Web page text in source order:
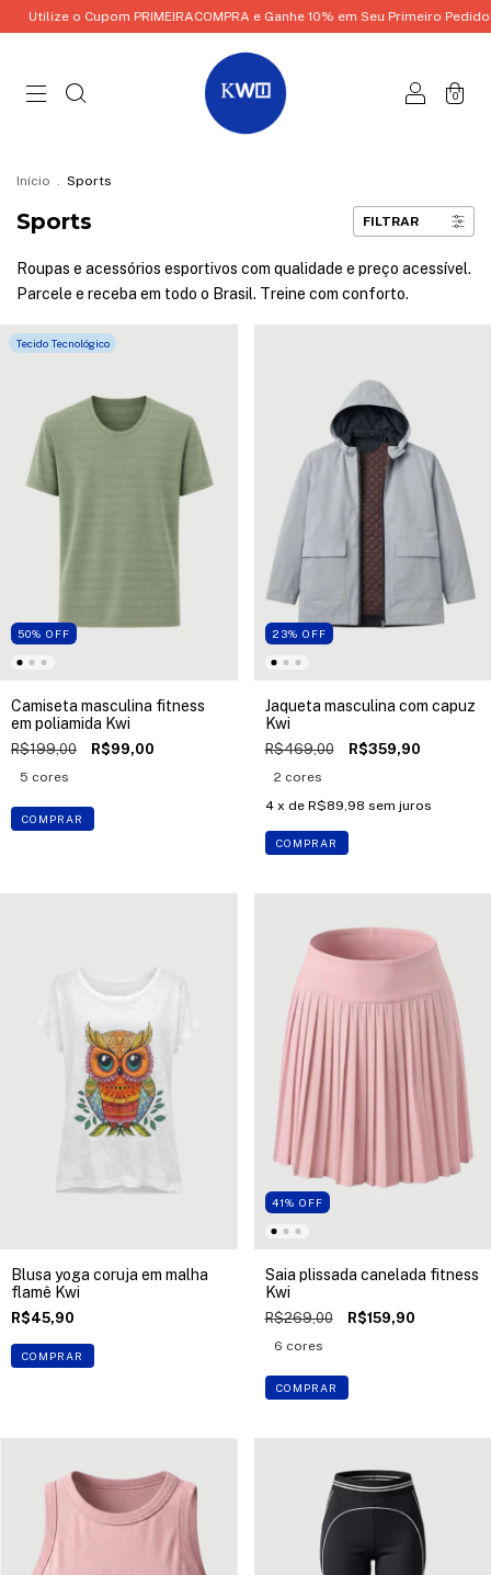
o Cupom PRIMEIRACOMPRA e Ganhe 10% em Seu Primeiro Pedido!
0
Início . Sports
Sports FILTRAR
Roupas e acessórios esportivos com qualidade e preço acessível.
Parcele e receba em todo o Brasil. Treine com conforto.
Tecido Tecnológico
50% OFF
Camiseta masculina fitness
em poliamida Kwi
R$199,00 R$99,00
5 cores
COMPRAR
23% OFF
Jaqueta masculina com capuz
Kwi
R$469,00 R$359,90
2 cores
4 x de R$89,98 sem juros
COMPRAR
Blusa yoga coruja em malha
flamê Kwi
R$45,90
COMPRAR
41% OFF
Saia plissada canelada fitness
Kwi
R$269,00 R$159,90
6 cores
COMPRAR